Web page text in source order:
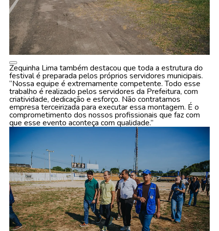
Zequinha Lima também destacou que toda a estrutura do
festival é preparada pelos próprios servidores municipais.
“Nossa equipe é extremamente competente. Todo esse
trabalho é realizado pelos servidores da Prefeitura, com
criatividade, dedicação e esforço. Não contratamos
empresa terceirizada para executar essa montagem. É o
comprometimento dos nossos profissionais que faz com
que esse evento aconteça com qualidade.”